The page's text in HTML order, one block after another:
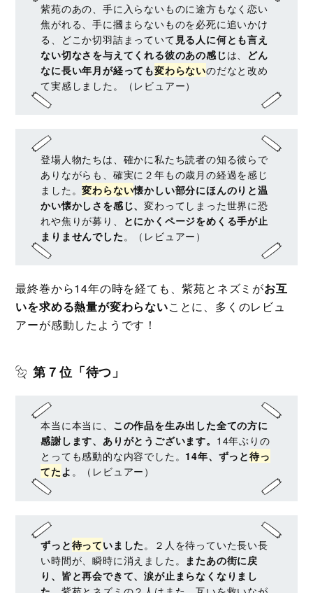
紫苑のあの、手に入らないものに途方もなく恋い
焦がれる、手に摑まらないものを必死に追いかけ
る、どこか切羽詰まっていて 見る人に何とも言え
ない切なさを与えてくれる彼のあの感じは、 どん
なに長い年月が経っても変わらないのだなと改め
て実感しました。（レビュアー）
登場人物たちは、確かに私たち読者の知る彼らで
ありながらも、確実に２年もの歳月の経過を感じ
ました。変わらない懐かしい部分にほんのりと温
かい懐かしさを感じ、変わってしまった世界に恐
れや焦りが募り、
とにかくページをめくる手が止
まりませんでした 。（レビュアー）
最終巻から14年の時を経ても、紫苑とネズミがお互
いを求める熱量が変わらないことに、多くのレビュ
アーが感動したようです！
第７位「待つ」
本当に本当に、 この作品を生み出した全ての方に
感謝します、ありがとうございます。 14年ぶりの
とっても感動的な内容でした。 14年、ずっと待っ
てたよ 。（レビュアー）
ずっと待っていました。２人を待っていた長い長
い時間が、瞬時に消えました。 またあの街に戻
り、皆と再会できて、涙が止まらなくなりまし